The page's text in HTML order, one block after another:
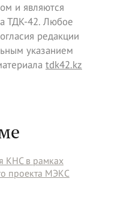
и являются
ТДК-42. Любое
редакции
указанием
tdk42.kz
КНС в рамках
проекта МЭКС